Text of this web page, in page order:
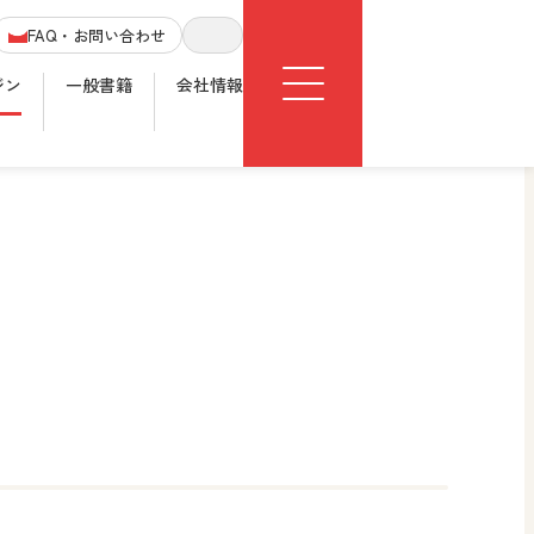
FAQ・お問い合わせ
サイト内検索
ン 一般書籍 会社情報